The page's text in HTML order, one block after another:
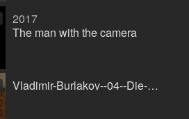
2017
The man with the camera
Vladimir-Burlakov--04--Die-Geschwister.mp4